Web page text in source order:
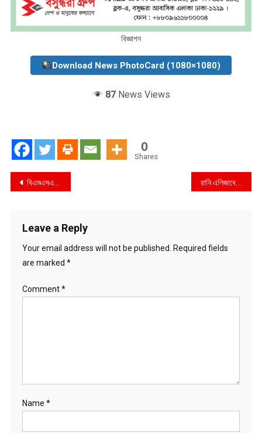
বিজ্ঞাপন
Download News PhotoCard (1080×1080)
87News Views
0
Shares
Post
বিএমএসএস রাজশাহীর বিভাগীয় সভাপতি বোয়ালিয়া থানার অফিসার ইনচার্জ এর সাথে সৌজন্য সাক্ষাৎ । রানি এলিজাবেথের চেয়েও অনেক বেশি প্রভাবশালী বৈচিত্র্যপূর্ণ সাম্রাজ্য শাসন করেছেন নূরজাহান
Leave a Reply
Your email address will not be published. Required fields
are marked *
Comment*
Name *